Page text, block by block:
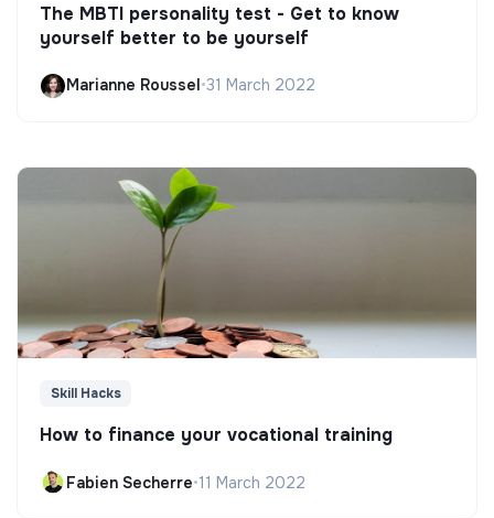
The MBTI personality test - Get to know
yourself better to be yourself
Marianne Roussel•31 March 2022
Skill Hacks
How to finance your vocational training
Fabien Secherre•11 March 2022